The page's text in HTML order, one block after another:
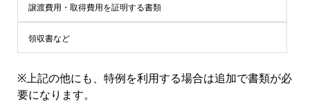
譲渡費用・取得費用を証明する書類
領収書など
※上記の他にも、特例を利用する場合は追加で書類が必
要になります。